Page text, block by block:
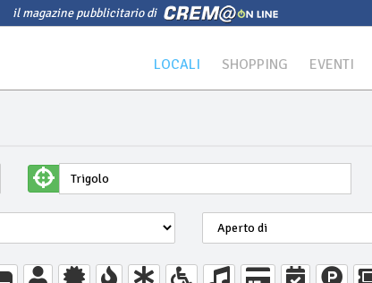
il magazine pubblicitario di
LOCALI SHOPPING EVENTI